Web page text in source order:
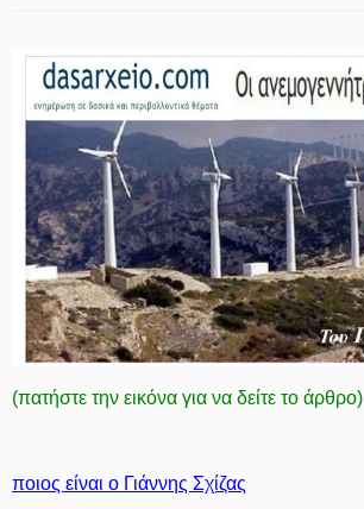
(πατήστε την εικόνα για να δείτε το άρθρο)
ποιος είναι ο Γιάννης Σχίζας